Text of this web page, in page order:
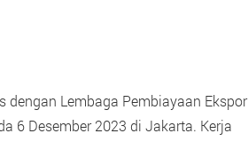
dengan Lembaga Pembiayaan Ekspor
6 Desember 2023 di Jakarta. Kerja